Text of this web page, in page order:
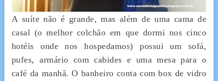
A suíte não é grande, mas além de uma cama de
casal (o melhor colchão em que dormi nos cinco
hotéis onde nos hospedamos) possui um sofá,
pufes, armário com cabides e uma mesa para o
café da manhã. O banheiro conta com box de vidro